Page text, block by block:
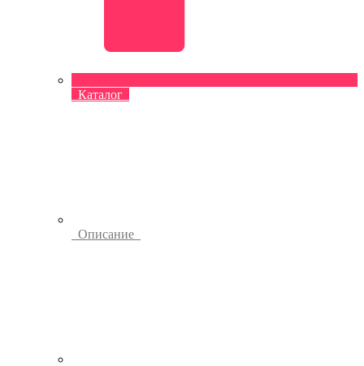
Каталог
Описание